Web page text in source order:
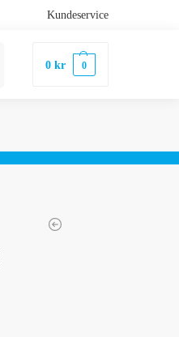
Kundeservice
0kr 0